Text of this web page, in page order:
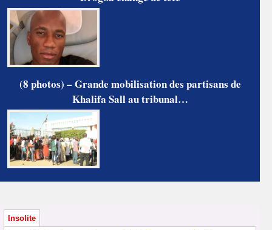
(8 photos) – Grande mobilisation des partisans de
Khalifa Sall au tribunal…
Insolite